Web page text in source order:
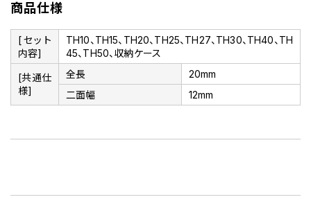
商品仕様
[セット
内容]
TH10、TH15、TH20、TH25、TH27、TH30、TH40、TH
45、TH50、収納ケース
[共通仕
様]
全長
20mm
二面幅
12mm